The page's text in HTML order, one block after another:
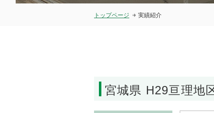
トップページ 実績紹介
宮城県 H29亘理地